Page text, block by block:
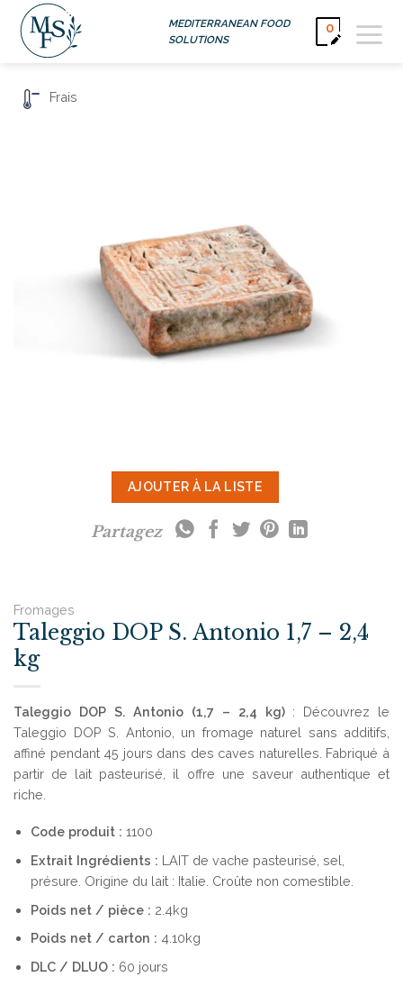
Passer
contenu
MEDITERRANEAN FOOD
SOLUTIONS
0
Frais
AJOUTER À LA LISTE
Partagez
Fromages
Taleggio DOP S. Antonio 1,7 – 2,4
kg
Taleggio DOP S. Antonio (1,7 – 2,4 kg): Découvrez le
Taleggio DOP S. Antonio, un fromage naturel sans additifs,
affiné pendant 45 jours dans des caves naturelles. Fabriqué à
partir de lait pasteurisé, il offre une saveur authentique et
riche.
Code produit : 1100
Extrait Ingrédients : LAIT de vache pasteurisé, sel,
présure. Origine du lait : Italie. Croûte non comestible.
Poids net / pièce : 2.4kg
Poids net / carton : 4.10kg
DLC / DLUO : 60 jours